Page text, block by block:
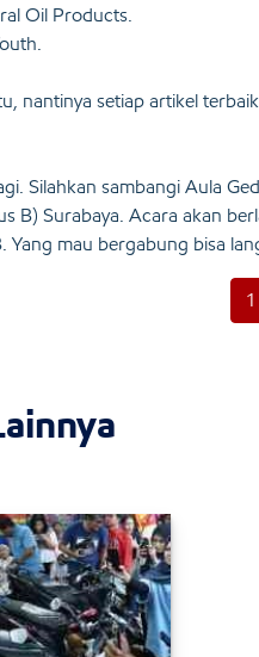
Oil Products.
nantinya setiap artikel
Silahkan sambangi Aula
B) Surabaya. Acara akan
Yang mau bergabung bisa
1